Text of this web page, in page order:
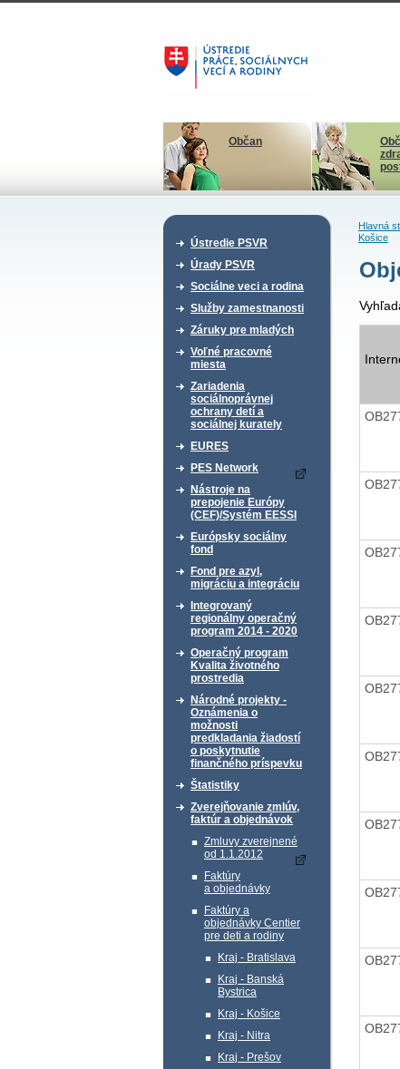
Občan
Ústredie PSVR
Úrady PSVR
Sociálne veci a rodina
Služby zamestnanosti
Záruky pre mladých
Voľné pracovné
miesta
Zariadenia
sociálnoprávnej
ochrany detí a
sociálnej kurately
EURES
PES Network
Nástroje na
prepojenie Európy
(CEF)/Systém EESSI
Európsky sociálny
fond
Fond pre azyl,
migráciu a integráciu
Integrovaný
regionálny operačný
program 2014 - 2020
Operačný program
Kvalita životného
prostredia
Národné projekty -
Oznámenia o
možnosti
predkladania žiadostí
o poskytnutie
finančného príspevku
Štatistiky
Zverejňovanie zmlúv,
faktúr a objednávok
Zmluvy zverejnené
od 1.1.2012
Faktúry
a objednávky
Faktúry a
objednávky Centier
pre deti a rodiny
Kraj - Bratislava
Kraj - Banská
Bystrica
Kraj - Košice
Kraj - Nitra
Kraj - Prešov
Hlavná
Košice